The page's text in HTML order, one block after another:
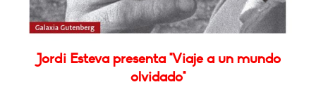
Jordi Esteva presenta "Viaje a un mundo
olvidado"